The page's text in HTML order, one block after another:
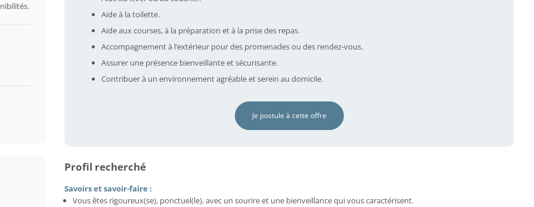
Aide à la toilette.
Aide aux courses, à la préparation et à la prise des repas.
Accompagnement à l’extérieur pour des promenades ou des rendez-vous.
Assurer une présence bienveillante et sécurisante.
Contribuer à un environnement agréable et serein au domicile.
Je postule à cette offre
Profil recherché
Savoirs et savoir-faire :
Vous êtes rigoureux(se), ponctuel(le), avec un sourire et une bienveillance qui vous caractérisent.